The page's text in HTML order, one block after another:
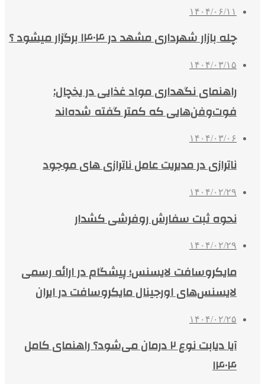
۱۴۰۴/۰۶/۱۱
چله بازار شهرداری مشهد در ۱۴۰۴ برگزار میشود ؟
۱۴۰۴/۰۳/۱۵
راهنمای نگهداری مواد غذایی در یخچال:
فوت‌وفن‌هایی که کمتر گفته شده‌اند
۱۴۰۴/۰۳/۰۶
ناترازی در مدیریت عامل ناترازی های موجود
۱۴۰۴/۰۲/۲۹
نحوه ثبت سفارش روفرشی کشدار
۱۴۰۴/۰۲/۲۹
مایکروسافت لایسنس؛ پیشگام در ارائه رسمی
لایسنس‌های اورجینال مایکروسافت در ایران
۱۴۰۴/۰۲/۲۵
آیا دیابت نوع ۲ درمان می‌شود؟ راهنمای کامل
۱۴۰۴